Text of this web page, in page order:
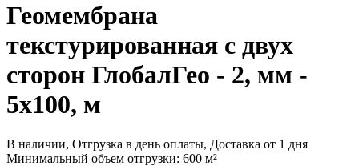
Геомембрана
текстурированная с двух
сторон ГлобалГео - 2, мм -
5x100, м
В наличии, Отгрузка в день оплаты, Доставка от 1 дня
Минимальный объем отгрузки: 600 м²